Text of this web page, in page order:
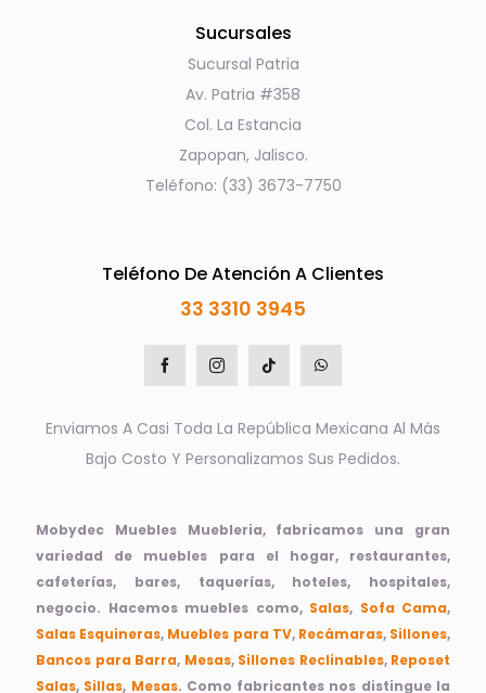
Sucursales
Sucursal Patria
Av. Patria #358
Col. La Estancia
Zapopan, Jalisco.
Teléfono: (33) 3673-7750
Teléfono De Atención A Clientes
33 3310 3945
Enviamos A Casi Toda La República Mexicana Al Más
Bajo Costo Y Personalizamos Sus Pedidos.
Mobydec Muebles Muebleria, fabricamos una gran
variedad de muebles para el hogar, restaurantes,
cafeterías, bares, taquerías, hoteles, hospitales,
negocio. Hacemos muebles como, Salas, Sofa Cama,
Salas Esquineras, Muebles para TV, Recámaras, Sillones,
Bancos para Barra, Mesas, Sillones Reclinables, Reposet
Salas, Sillas, Mesas. Como fabricantes nos distingue la